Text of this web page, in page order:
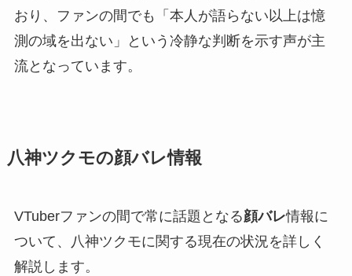
おり、ファンの間でも「本人が語らない以上は憶
測の域を出ない」という冷静な判断を示す声が主
流となっています。
八神ツクモの顔バレ情報
VTuberファンの間で常に話題となる顔バレ情報に
ついて、八神ツクモに関する現在の状況を詳しく
解説します。